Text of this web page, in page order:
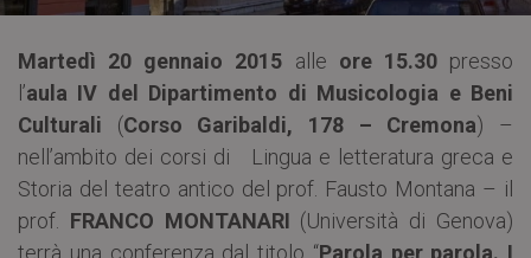
Martedì 20 gennaio 2015 alle ore 15.30presso
l’aula IV del Dipartimento di Musicologia e Beni
Culturali (Corso Garibaldi, 178 – Cremona) –
nell’ambito dei corsi di Lingua e letteratura greca e
Storia del teatro antico del prof. Fausto Montana – il
prof. FRANCO MONTANARI (Università di Genova)
terrà una conferenza dal titolo “Parola per parola. I